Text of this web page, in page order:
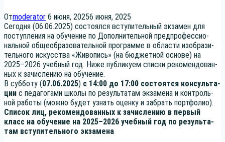
Отmoderator 6 июня, 20256 июня, 2025
Сего­дня (06.06.2025) состо­ял­ся всту­пи­тель­ный экза­мен для
поступ­ле­ния на обу­че­ние по Допол­ни­тель­ной пред­про­фес­си­о­
наль­ной обще­об­ра­зо­ва­тель­ной про­грам­ме в обла­сти изоб­ра­зи­
тель­но­го искус­ства «Живо­пись» (на бюд­жет­ной осно­ве) на
2025–2026 учеб­ный год. Ниже пуб­ли­ку­ем спис­ки реко­мен­до­ван­
ных к зачис­ле­нию на обучение.
В суб­бо­ту (07.06.2025) с 14:00 до 17:00 состо­ят­ся кон­суль­та­
ции с педа­го­га­ми шко­лы по резуль­та­там экза­ме­на и кон­троль­
ной рабо­ты (мож­но будет узнать оцен­ку и забрать портфолио).
Спи­сок лиц, реко­мен­до­ван­ных к зачис­ле­нию в пер­вый
класс на обу­че­ние на 2025–2026 учеб­ный год по резуль­та­
там всту­пи­тель­но­го экзамена